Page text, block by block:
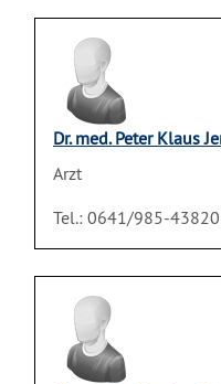
Dr. med. Peter Klaus
Arzt
Tel.: 0641/985-43820